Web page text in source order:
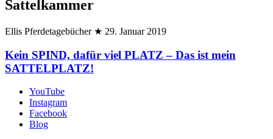
Sattelkammer
Ellis Pferdetagebücher ★ 29. Januar 2019
Kein SPIND, dafür viel PLATZ – Das ist mein
SATTELPLATZ!
YouTube
Instagram
Facebook
Blog